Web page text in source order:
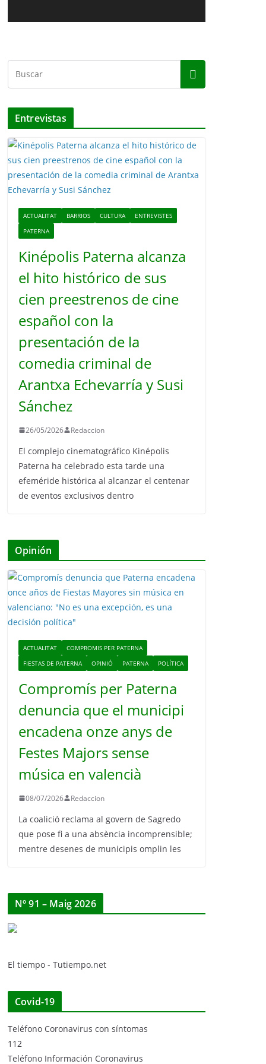
c
v
d
Entrevistas
ACTUALITAT BARRIOS CULTURA
ENTREVISTES
PATERNA
Kinépolis Paterna alcanza
el hito histórico de sus
cien preestrenos de cine
español con la
presentación de la
comedia criminal de
Arantxa Echevarría y Susi
Sánchez
26/05/2026 Redaccion
El complejo cinematográfico Kinépolis
Paterna ha celebrado esta tarde una
efeméride histórica al alcanzar el centenar
de eventos exclusivos dentro
Opinión
ACTUALITAT
COMPROMIS PER PATERNA
FIESTAS DE PATERNA
OPINIÓ PATERNA POLÍTICA
Compromís per Paterna
denuncia que el municipi
encadena onze anys de
Festes Majors sense
música en valencià
08/07/2026 Redaccion
La coalició reclama al govern de Sagredo
que pose fi a una absència incomprensible;
mentre desenes de municipis omplin les
Nº 91 – Maig 2026
El tiempo - Tutiempo.net
Covid-19
Teléfono Coronavirus con síntomas
112
Teléfono Información Coronavirus